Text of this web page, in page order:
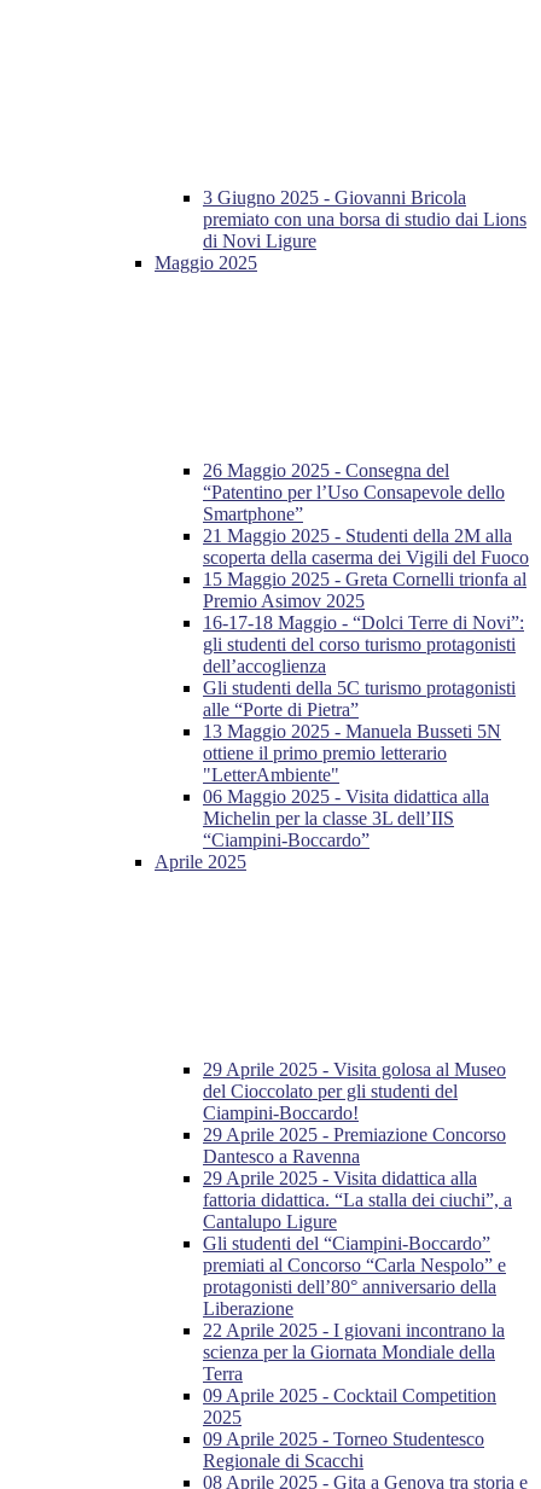
3 Giugno 2025 - Giovanni Bricola
premiato con una borsa di studio dai Lions
di Novi Ligure
Maggio 2025
26 Maggio 2025 - Consegna del
“Patentino per l’Uso Consapevole dello
Smartphone”
21 Maggio 2025 - Studenti della 2M alla
scoperta della caserma dei Vigili del Fuoco
15 Maggio 2025 - Greta Cornelli trionfa al
Premio Asimov 2025
16-17-18 Maggio - “Dolci Terre di Novi”:
gli studenti del corso turismo protagonisti
dell’accoglienza
Gli studenti della 5C turismo protagonisti
alle “Porte di Pietra”
13 Maggio 2025 - Manuela Busseti 5N
ottiene il primo premio letterario
"LetterAmbiente"
06 Maggio 2025 - Visita didattica alla
Michelin per la classe 3L dell’IIS
“Ciampini-Boccardo”
Aprile 2025
29 Aprile 2025 - Visita golosa al Museo
del Cioccolato per gli studenti del
Ciampini-Boccardo!
29 Aprile 2025 - Premiazione Concorso
Dantesco a Ravenna
29 Aprile 2025 - Visita didattica alla
fattoria didattica. “La stalla dei ciuchi”, a
Cantalupo Ligure
Gli studenti del “Ciampini-Boccardo”
premiati al Concorso “Carla Nespolo” e
protagonisti dell’80° anniversario della
Liberazione
22 Aprile 2025 - I giovani incontrano la
scienza per la Giornata Mondiale della
Terra
09 Aprile 2025 - Cocktail Competition
2025
09 Aprile 2025 - Torneo Studentesco
Regionale di Scacchi
08 Aprile 2025 - Gita a Genova tra storia e